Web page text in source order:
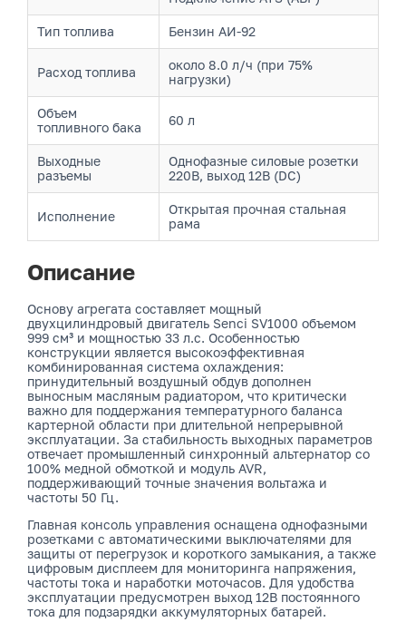
Тип топлива Бензин АИ-92
Расход топлива
около 8.0 л/ч (при 75%
нагрузки)
Объем
топливного бака
60 л
Выходные
разъемы
Однофазные силовые розетки
220В, выход 12В (DC)
Исполнение
Открытая прочная стальная
рама
Описание
Основу агрегата составляет мощный
двухцилиндровый двигатель Senci SV1000 объемом
999 см³ и мощностью 33 л.с. Особенностью
конструкции является высокоэффективная
комбинированная система охлаждения:
принудительный воздушный обдув дополнен
выносным масляным радиатором, что критически
важно для поддержания температурного баланса
картерной области при длительной непрерывной
эксплуатации. За стабильность выходных параметров
отвечает промышленный синхронный альтернатор со
100% медной обмоткой и модуль AVR,
поддерживающий точные значения вольтажа и
частоты 50 Гц.
Главная консоль управления оснащена однофазными
розетками с автоматическими выключателями для
защиты от перегрузок и короткого замыкания, а также
цифровым дисплеем для мониторинга напряжения,
частоты тока и наработки моточасов. Для удобства
эксплуатации предусмотрен выход 12В постоянного
тока для подзарядки аккумуляторных батарей.